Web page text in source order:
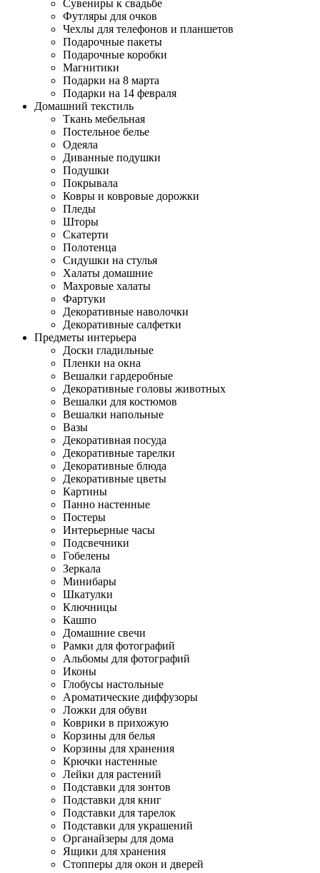
Сувениры к свадьбе
Футляры для очков
Чехлы для телефонов и планшетов
Подарочные пакеты
Подарочные коробки
Магнитики
Подарки на 8 марта
Подарки на 14 февраля
Домашний текстиль
Ткань мебельная
Постельное белье
Одеяла
Диванные подушки
Подушки
Покрывала
Ковры и ковровые дорожки
Пледы
Шторы
Скатерти
Полотенца
Сидушки на стулья
Халаты домашние
Махровые халаты
Фартуки
Декоративные наволочки
Декоративные салфетки
Предметы интерьера
Доски гладильные
Пленки на окна
Вешалки гардеробные
Декоративные головы животных
Вешалки для костюмов
Вешалки напольные
Вазы
Декоративная посуда
Декоративные тарелки
Декоративные блюда
Декоративные цветы
Картины
Панно настенные
Постеры
Интерьерные часы
Подсвечники
Гобелены
Зеркала
Минибары
Шкатулки
Ключницы
Кашпо
Домашние свечи
Рамки для фотографий
Альбомы для фотографий
Иконы
Глобусы настольные
Ароматические диффузоры
Ложки для обуви
Коврики в прихожую
Корзины для белья
Корзины для хранения
Крючки настенные
Лейки для растений
Подставки для зонтов
Подставки для книг
Подставки для тарелок
Подставки для украшений
Органайзеры для дома
Ящики для хранения
Стопперы для окон и дверей